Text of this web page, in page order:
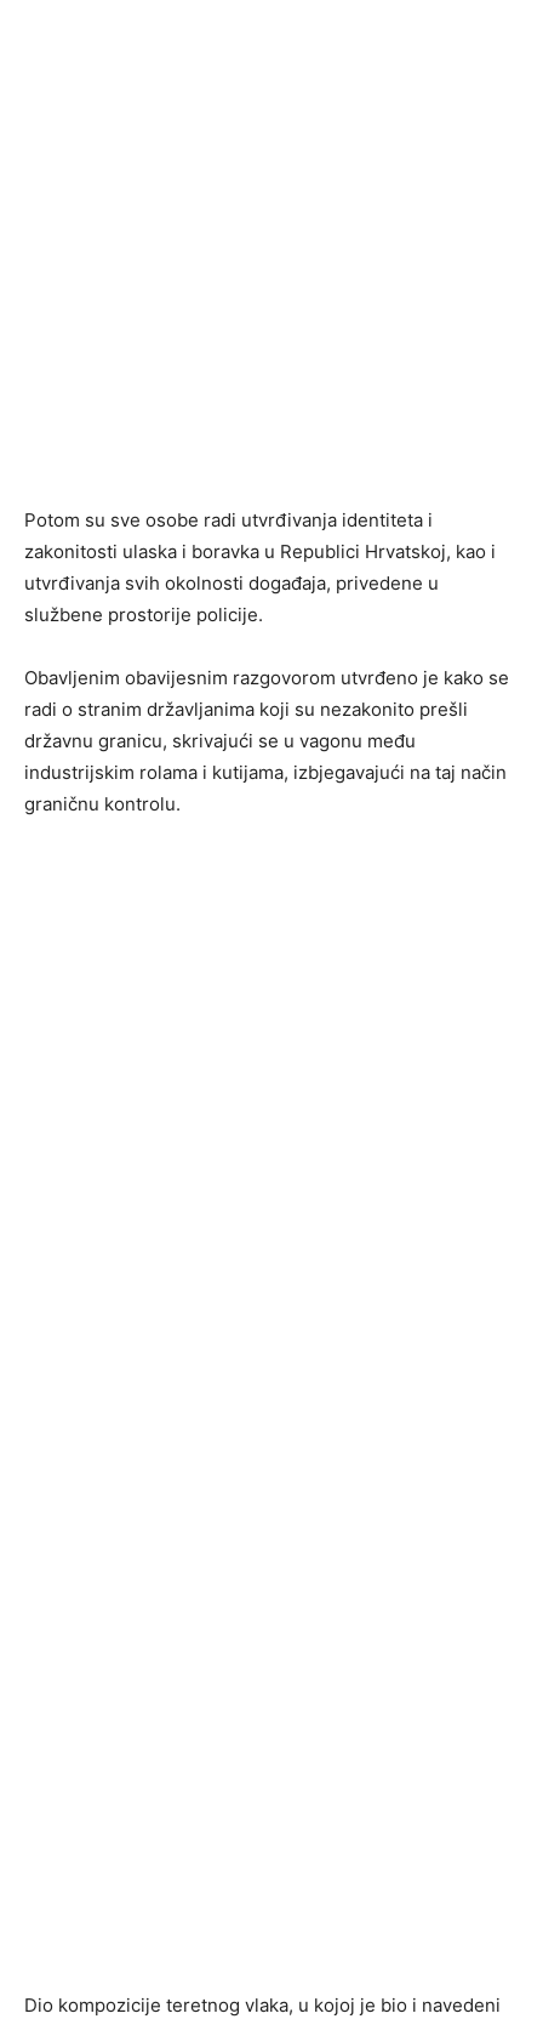
Potom su sve osobe radi utvrđivanja identiteta i
zakonitosti ulaska i boravka u Republici Hrvatskoj, kao i
utvrđivanja svih okolnosti događaja, privedene u
službene prostorije policije.
Obavljenim obavijesnim razgovorom utvrđeno je kako se
radi o stranim državljanima koji su nezakonito prešli
državnu granicu, skrivajući se u vagonu među
industrijskim rolama i kutijama, izbjegavajući na taj način
graničnu kontrolu.
Dio kompozicije teretnog vlaka, u kojoj je bio i navedeni